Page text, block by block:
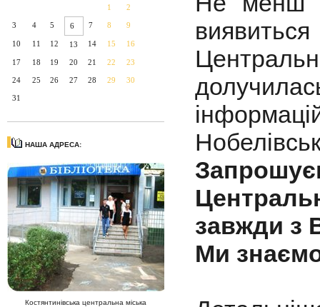
1 2
3 4 5 6 7 8 9
10 11 12 13 14 15 16
17 18 19 20 21 22 23
24 25 26 27 28 29 30
31
НАША АДРЕСА:
Костянтинівська центральна міська
завжди з
Ми